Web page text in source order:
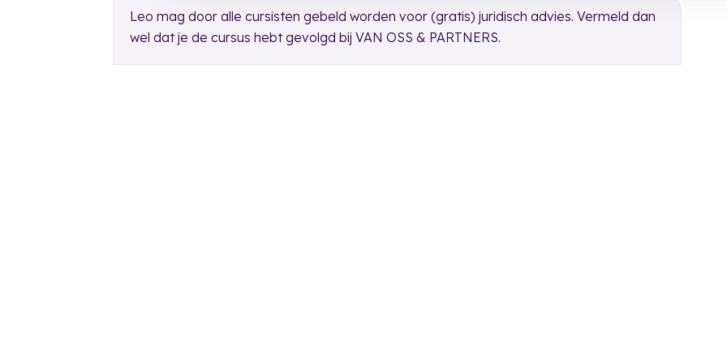
Leo mag door alle cursisten gebeld worden voor (gratis) juridisch advies. Vermeld dan
wel dat je de cursus hebt gevolgd bij VAN OSS & PARTNERS.